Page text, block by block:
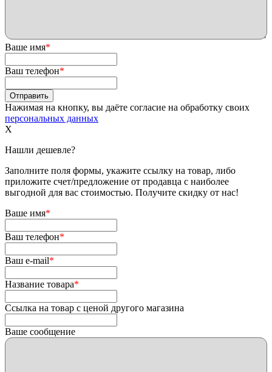
Ваше имя*
Ваш телефон*
Нажимая на кнопку, вы даёте согласие на обработку своих
персональных данных
X
Нашли дешевле?
Заполните поля формы, укажите ссылку на товар, либо
приложите счет/предложение от продавца с наиболее
выгодной для вас стоимостью. Получите скидку от нас!
Ваше имя*
Ваш телефон*
Ваш e-mail*
Название товара*
Ссылка на товар с ценой другого магазина
Ваше сообщение